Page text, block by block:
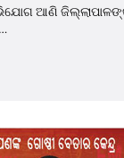
ଆଣି